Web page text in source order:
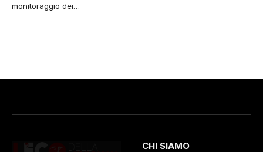
monitoraggio dei…
CHI SIAMO